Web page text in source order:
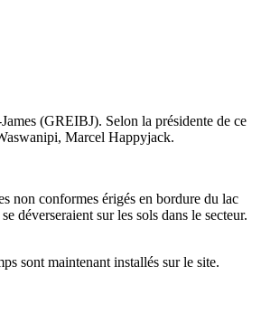
(GREIBJ). Selon la présidente de ce
Marcel Happyjack.
non conformes érigés en bordure du lac
déverseraient sur les sols dans le secteur.
sont maintenant installés sur le site.